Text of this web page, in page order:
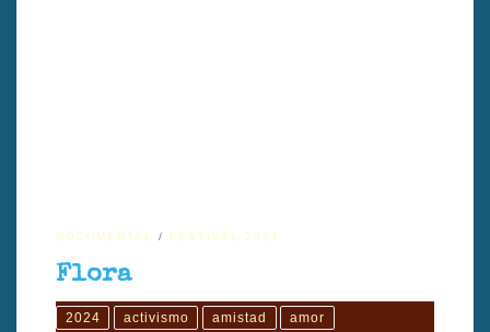
DOCUMENTAL FESTIVAL 2024
Flora
2024 activismo amistad amor